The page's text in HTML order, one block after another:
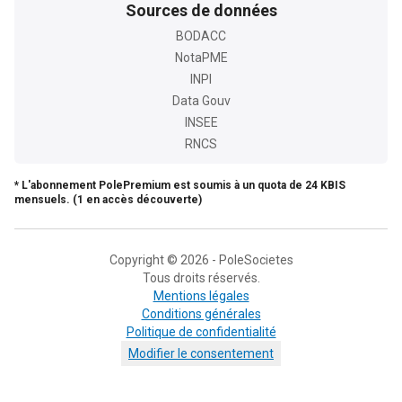
Sources de données
BODACC
NotaPME
INPI
Data Gouv
INSEE
RNCS
* L'abonnement PolePremium est soumis à un quota de 24 KBIS
mensuels. (1 en accès découverte)
Copyright © 2026 - PoleSocietes
Tous droits réservés.
Mentions légales
Conditions générales
Politique de confidentialité
Modifier le consentement